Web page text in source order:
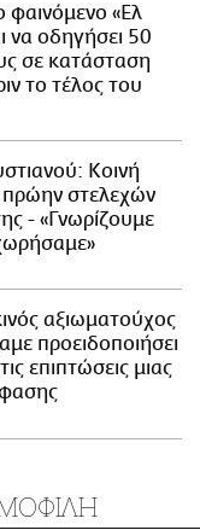
φαινόμενο «Ελ
να οδηγήσει 50
σε κατάσταση
το τέλος του
Κοινή
στελεχών
- «Γνωρίζουμε
αξιωματούχος
προειδοποιήσει
επιπτώσεις μιας